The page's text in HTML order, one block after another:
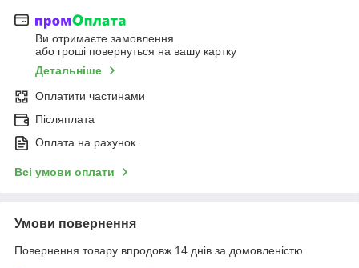
Ви отримаєте замовлення
або гроші повернуться на вашу картку
Детальніше
Оплатити частинами
Післяплата
Оплата на рахунок
Всі умови оплати
Умови повернення
Повернення товару впродовж 14 днів за домовленістю